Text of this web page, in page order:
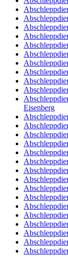
Eisenberg